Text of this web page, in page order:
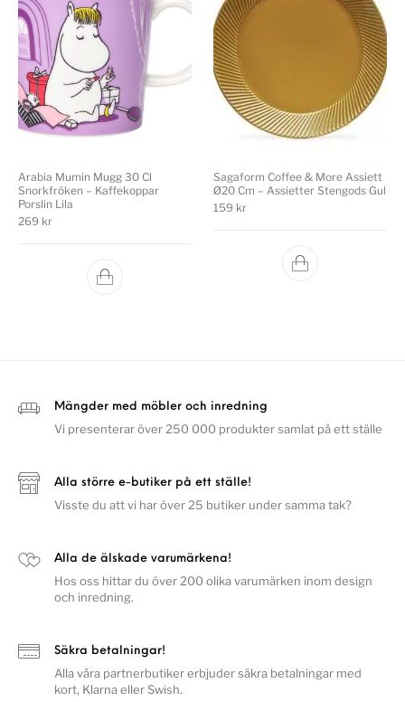
Arabia Mumin Mugg 30 Cl
Snorkfröken – Kaffekoppar
Porslin Lila
269 kr
Sagaform Coffee & More Assiett
Ø20 Cm – Assietter Stengods Gul
159 kr
Mängder med möbler och inredning
Vi presenterar över 250 000 produkter samlat på ett ställe
Alla större e-butiker på ett ställe!
Visste du att vi har över 25 butiker under samma tak?
Alla de älskade varumärkena!
Hos oss hittar du över 200 olika varumärken inom design
och inredning.
Säkra betalningar!
Alla våra partnerbutiker erbjuder säkra betalningar med
kort, Klarna eller Swish.